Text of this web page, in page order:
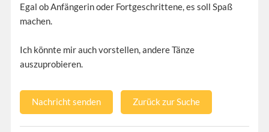
Egal ob Anfängerin oder Fortgeschrittene, es soll Spaß
machen.
Ich könnte mir auch vorstellen, andere Tänze
auszuprobieren.
Nachricht senden Zurück zur Suche